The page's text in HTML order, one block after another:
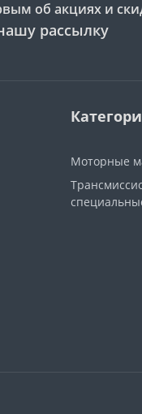
об акциях и
рассылку
Моторные